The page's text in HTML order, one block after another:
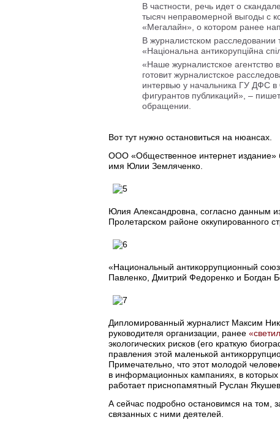
В частности, речь идет о
тысяч неправомерной выгоды с
«Мегалайн», о котором ранее
В журналистском расследовании
«Національна антикорупційна
«Наше журналистское агентство
готовит журналистское
интервью у начальника ГУ ДФС
фигурантов публикаций», –
обращении.
Вот тут нужно остановиться на нюансах.
ООО «Общественное интернет издание»
имя Юлии Земляченко.
Юлия Александровна, согласно данным
Пролетарском районе оккупированного
«Национальный антикоррупционный
Павленко, Дмитрий Федоренко и Богдан
Дипломированный журналист Максим
руководителя организации, ранее
экологических рисков (его краткую
правления этой маленькой
Примечательно, что этот молодой
в информационных кампаниях, в
работает приснопамятный Руслан
А сейчас подробно остановимся на том,
связанных с ними деятелей.